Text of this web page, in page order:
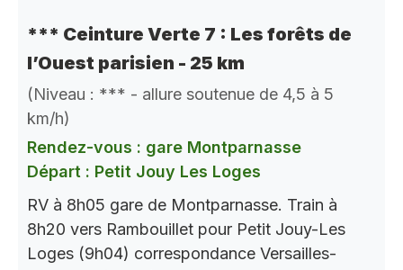
*** Ceinture Verte 7 : Les forêts de
l’Ouest parisien - 25 km
(Niveau : *** - allure soutenue de 4,5 à 5
km/h)
Rendez-vous : gare Montparnasse
Départ : Petit Jouy Les Loges
RV à 8h05 gare de Montparnasse. Train à
8h20 vers Rambouillet pour Petit Jouy-Les
Loges (9h04) correspondance Versailles-